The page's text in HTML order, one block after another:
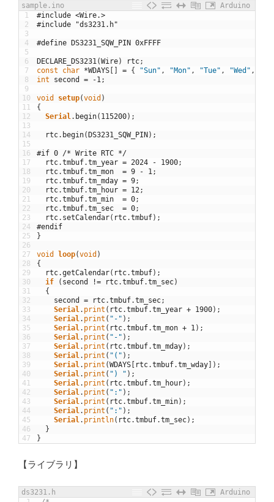
sample.ino
Arduino
1
2
3
4
5
6
7
8
9
10
11
12
13
14
15
16
17
18
19
20
21
22
23
24
25
26
27
28
29
30
31
32
33
34
35
36
37
38
39
40
41
42
43
44
45
46
47
#include <Wire.>
#include "ds3231.h"
#define DS3231_SQW_PIN 0xFFFF
DECLARE_DS3231 (Wire) rtc;
const
char *WDAYS [ ] = { "Sun" , "Mon" , "Tue" , "Wed" ,
int
second = -1 ;
void setup(void )
{
Serial . begin( 115200) ;
rtc. begin(DS3231_SQW_PIN) ;
#if 0 /* Write RTC */
rtc.tmbuf.tm_year = 2024 - 1900;
rtc.tmbuf.tm_mon = 9 - 1 ;
rtc.tmbuf.tm_mday = 9;
rtc.tmbuf.tm_hour = 12 ;
rtc.tmbuf.tm_min = 0;
rtc.tmbuf.tm_sec = 0;
rtc. setCalendar( rtc.tmbuf) ;
#endif
}
void loop(void )
{
rtc.getCalendar( rtc.tmbuf) ;
if
( second != rtc.tmbuf.tm_sec)
{
second
= rtc.tmbuf.tm_sec;
Serial . print ( rtc.tmbuf.tm_year + 1900) ;
Serial . print ( "-" ) ;
Serial . print ( rtc.tmbuf.tm_mon + 1 ) ;
Serial . print ( "-" ) ;
Serial . print ( rtc.tmbuf.tm_mday) ;
Serial . print ( "(" ) ;
Serial . print (WDAYS [ rtc.tmbuf.tm_wday] ) ;
Serial . print ( ") " ) ;
Serial . print ( rtc.tmbuf.tm_hour) ;
Serial . print ( ":" ) ;
Serial . print ( rtc.tmbuf.tm_min) ;
Serial . print ( ":" ) ;
Serial . println( rtc.tmbuf.tm_sec) ;
}
}
【ライブラリ】
ds3231.h
Arduino